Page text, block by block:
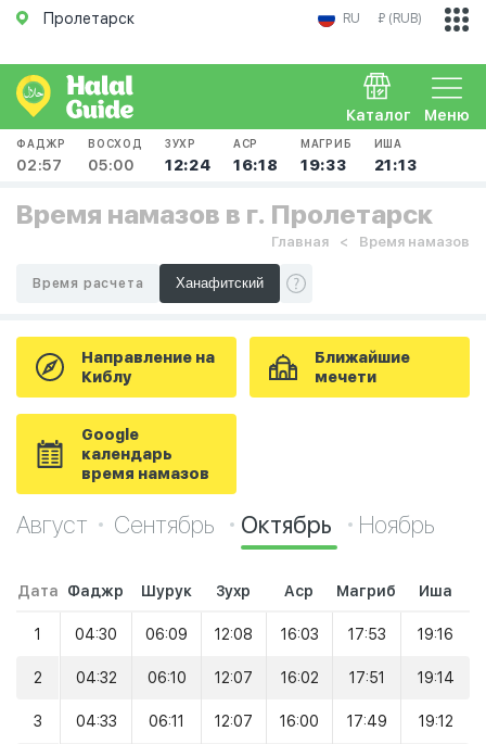
Пролетарск RU ₽ (RUB)
Меню
Каталог
ФАДЖР
02:57
ВОСХОД
05:00
ЗУХР
12:24
АСР
16:18
МАГРИБ
19:33
ИША
21:13
Время намазов в г. Пролетарск
Главная Время намазов
Время расчета
Направление на
Киблу
Ближайшие
мечети
Google
календарь
время намазов
Август Сентябрь Октябрь Ноябрь
Дата Фаджр Шурук Зухр Аср Магриб Иша
1 04:30 06:09 12:08 16:03 17:53 19:16
2 04:32 06:10 12:07 16:02 17:51 19:14
3 04:33 06:11 12:07 16:00 17:49 19:12